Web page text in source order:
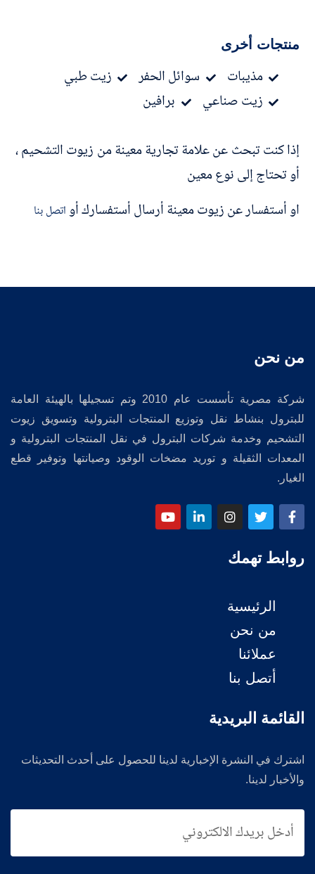
منتجات أخرى
مذيبات سوائل الحفر
زيت طبي
زيت صناعي
برافين
إذا كنت تبحث عن علامة تجارية معينة من زيوت التشحيم ،
أو تحتاج إلى نوع معين
او أستفسار عن زيوت معينة أرسال أستفسارك أواتصل بنا
من نحن
شركة مصرية تأسست عام 2010 وتم تسجيلها بالهيئة العامة
للبترول بنشاط نقل وتوزيع المنتجات البترولية وتسويق زيوت
التشحيم وخدمة شركات البترول في نقل المنتجات البترولية و
المعدات الثقيلة و توريد مضخات الوقود وصيانتها وتوفير قطع
الغيار.
روابط تهمك
الرئيسية
من نحن
عملائنا
أتصل بنا
القائمة البريدية
اشترك في النشرة الإخبارية لدينا للحصول على أحدث التحديثات
والأخبار لدينا.